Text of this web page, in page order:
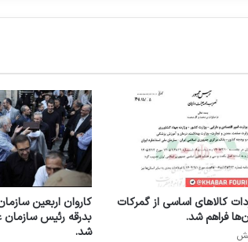
س
ه‌
ب
ن
د
ی
ت
ق
ل
کالاهای اساسی از گمرکات
فراهم شد.
کاروان اربعین
بدرقه رئیس سازمان
شد.